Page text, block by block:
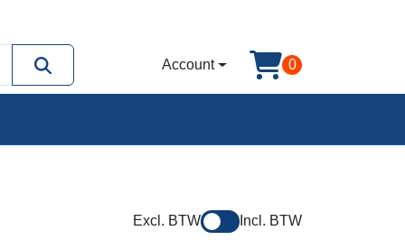
Account 0
Excl. BTW Incl. BTW